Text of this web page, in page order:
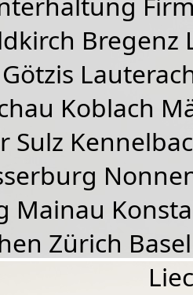
Bregenz
Götzis
Koblach
Sulz
Mainau
Zürich